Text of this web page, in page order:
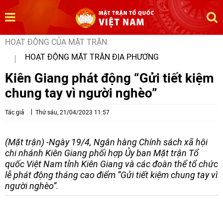
HOẠT ĐỘNG CỦA MẶT TRẬN
HOẠT ĐỘNG MẶT TRẬN ĐỊA PHƯƠNG
Kiên Giang phát động “Gửi tiết kiệm
chung tay vì người nghèo”
Tác giả Thứ sáu, 21/04/2023 11:57
(Mặt trận) -Ngày 19/4, Ngân hàng Chính sách xã hội
chi nhánh Kiên Giang phối hợp Ủy ban Mặt trận Tổ
quốc Việt Nam tỉnh Kiên Giang và các đoàn thể tổ chức
lễ phát động tháng cao điểm “Gửi tiết kiệm chung tay vì
người nghèo”.